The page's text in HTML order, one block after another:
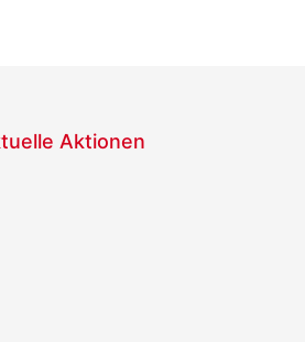
Aktionen